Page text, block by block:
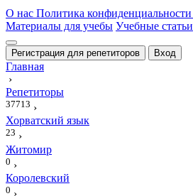
О нас Политика конфиденциальности
Материалы для учебы Учебные статьи
Регистрация для репетиторов Вход
Главная
›
Репетиторы
37713 ›
Хорватский язык
23 ›
Житомир
0 ›
Королевский
0